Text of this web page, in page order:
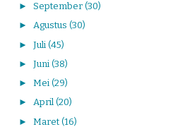
► September (30)
► Agustus (30)
► Juli (45)
► Juni (38)
► Mei (29)
► April (20)
► Maret (16)